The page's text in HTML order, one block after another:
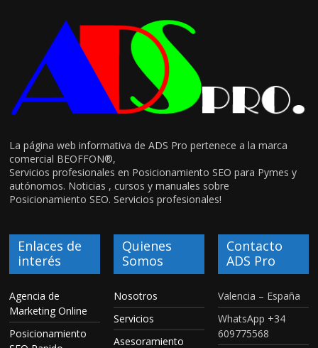
La página web informativa de ADS Pro pertenece a la marca
comercial BEOFFON®,
Servicios profesionales en Posicionamiento SEO para Pymes y
autónomos. Noticias , cursos y manuales sobre
Posicionamiento SEO. Servicios profesionales!
Enlaces de
interés
Agencia de
Marketing Online
Posicionamiento
Quienes
Somos
Nosotros
Servicios
Asesoramiento
Contacto
ADS Pro
Valencia – España
WhatsApp +34
609775568